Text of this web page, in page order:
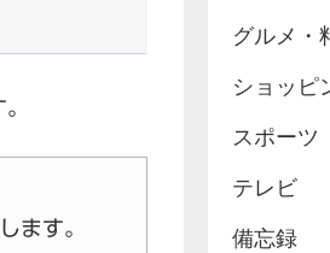
ます。
グルメ・
ショッピ
スポーツ
テレビ
備忘録